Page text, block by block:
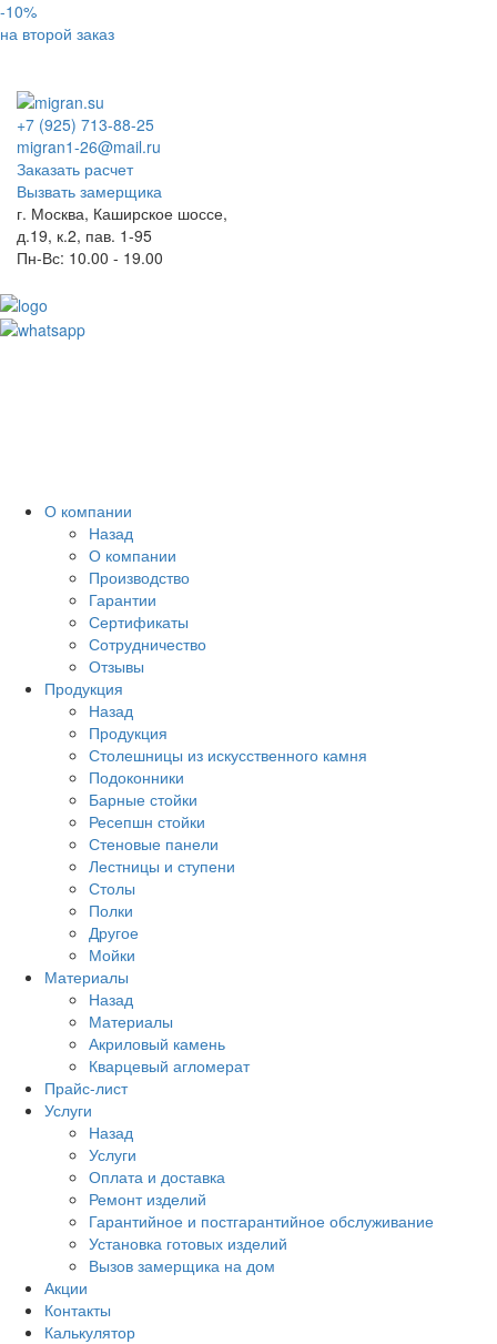
-10%
на второй заказ
+7 (925) 713-88-25
migran1-26@mail.ru
Заказать расчет
Вызвать замерщика
г. Москва, Каширское шоссе,
д.19, к.2, пав. 1-95
Пн-Вс: 10.00 - 19.00
О компании
Назад
О компании
Производство
Гарантии
Сертификаты
Сотрудничество
Отзывы
Продукция
Назад
Продукция
Столешницы из искусственного камня
Подоконники
Барные стойки
Ресепшн стойки
Стеновые панели
Лестницы и ступени
Столы
Полки
Другое
Мойки
Материалы
Назад
Материалы
Акриловый камень
Кварцевый агломерат
Прайс-лист
Услуги
Назад
Услуги
Оплата и доставка
Ремонт изделий
Гарантийное и постгарантийное обслуживание
Установка готовых изделий
Вызов замерщика на дом
Акции
Контакты
Калькулятор